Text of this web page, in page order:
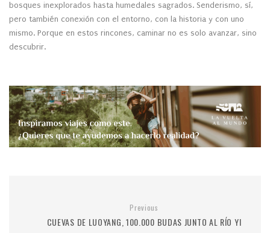
bosques inexplorados hasta humedales sagrados. Senderismo, sí,
pero también conexión con el entorno, con la historia y con uno
mismo. Porque en estos rincones, caminar no es solo avanzar, sino
descubrir.
Previous
CUEVAS DE LUOYANG, 100.000 BUDAS JUNTO AL RÍO YI